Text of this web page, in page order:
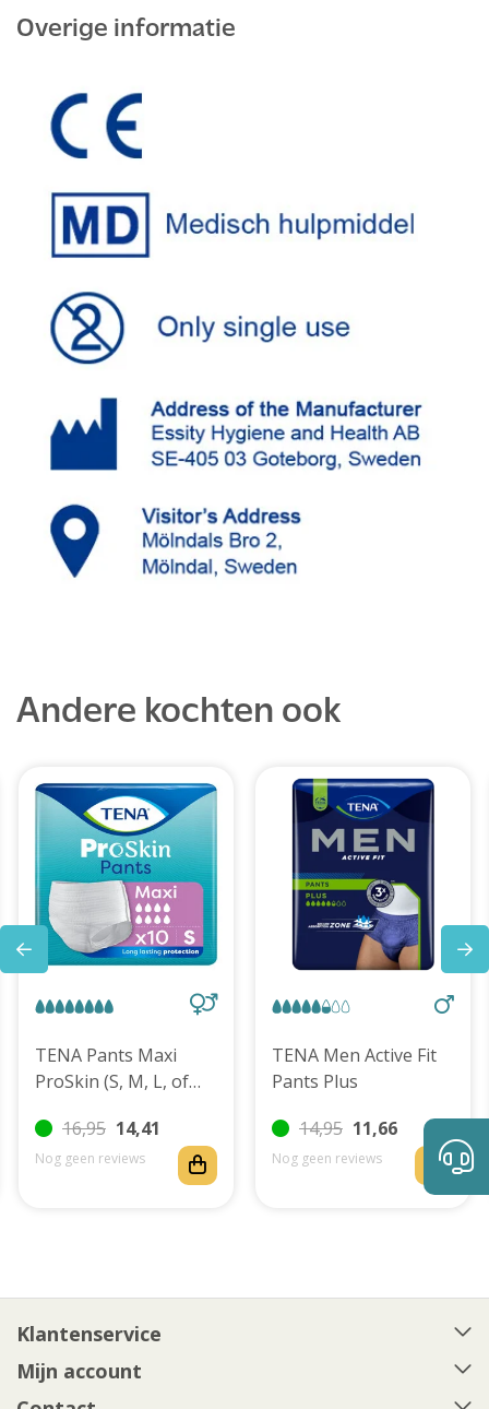
Overige informatie
Andere kochten ook
TENA Pants Maxi
ProSkin (S, M, L, of
16,95 14,41
Nog geen reviews
TENA Men Active Fit
Pants Plus
14,95 11,66
Nog geen reviews
Klantenservice
Mijn account